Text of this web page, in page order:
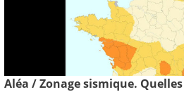
Aléa / Zonage sismique.